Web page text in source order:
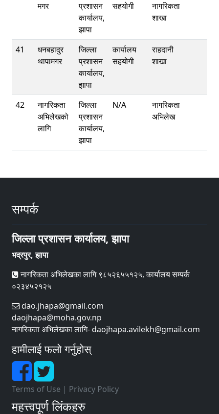
मगर
प्रशासन
कार्यालय,
झापा
सहयोगी
नागरिकता
शाखा
41
धनबहादुर
थापामगर
जिल्ला
प्रशासन
कार्यालय,
झापा
कार्यालय
सहयोगी
राहदानी
शाखा
42
नागरिकता
अभिलेखको
लागि
जिल्ला
प्रशासन
कार्यालय,
झापा
N/A
नागरिकता
अभिलेख
सम्पर्क
जिल्ला प्रशासन कार्यालय, झापा
भद्रपुर, झापा
नागरिकता अभिलेखका लागि ९८५२६५५१२५, कार्यालय सम्पर्क
०२३४५२१२५
dao.jhapa@gmail.com
daojhapa@moha.gov.np
नागरिकता अभिलेखका लागि- daojhapa.avilekh@gmail.com
हामीलाई फलो गर्नुहोस्
Terms of Use | Privacy Policy
महत्त्वपूर्ण लिंकहरु